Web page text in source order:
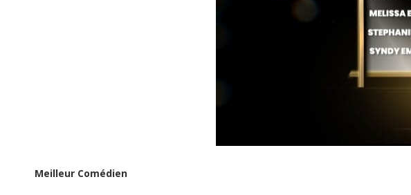
Meilleur Comédien